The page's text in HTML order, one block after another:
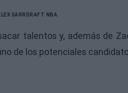
SARR DRAFT NBA
talentos y, además de
de los potenciales
section